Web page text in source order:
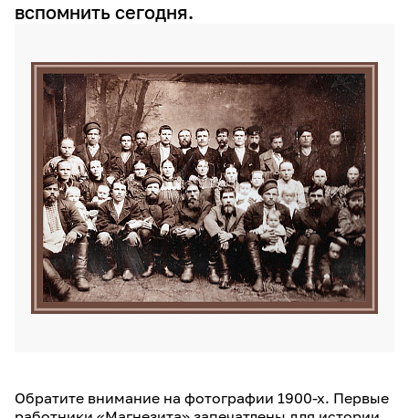
вспомнить сегодня.
Обратите внимание на фотографии 1900-х. Первые